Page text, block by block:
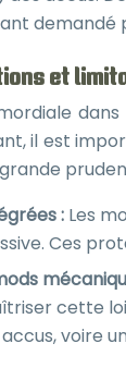
demandé
et
il est
: Les
Ces
cette
voire